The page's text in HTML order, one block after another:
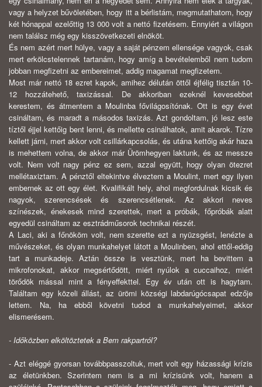
vagy a helyzet bűvöletében, hogy itt a bérlistám, megmutathatom, hogy
két hónappal ezelőttig 13 000 volt a nettó fizetésem. Ennyiért a világon
nem találsz még egy kisszövetkezeti elnököt.
És nem azért mert hülye, vagy a saját pénzem ellensége vagyok, csak
mert erkölcstelennek tartanám, hogy amíg a bevételemből nem tudom
jobban megfizetni az embereimet, addig magamat megfizetem.
Most már nettó 18 ezret kapok, amihez délután öttől éjfélig tisztán 10-
12 hozzátehető, taxizással. De akkoriban ezeknél kevesebbet
kerestem, és átmentem a Moulinba fővilágosítónak. Ott is egy évet
csináltam, és maradt a másodos taxizás. Azt gondoltam, jó lesz este
tíztől éjjel kettőig bent lenni, és mellette csinálhatok, amit akarok. Tízre
kellett járni, mert akkor volt csillárkapcsolás, és utána kettőig akár haza
is mehettem volna, de akkor már Ürömhegyen laktunk, és az messze
volt. Nem volt nagy pénz ez sem, azzal együtt, hogy olyan ötezret
mellétaxiztam. A pénztől eltekintve élveztem a Moulint, mert egy ilyen
embernek az ott egy élet. Kvalifikált hely, ahol megfordulnak kicsik és
nagyok, szerencsések és szerencsétlenek. Az akkori neves
színészek, énekesek mind szerettek, mert a próbák, főpróbák alatt
egyedül csináltam az esztrádműsorok technikai részét.
A Laci, aki a főnököm volt, nem szerette ezt a nyüzsgést, lenézte a
művészeket, és olyan munkahelyet látott a Moulinben, ahol ettől-eddig
tart a munkadeje. Aztán össze is vesztünk, mert ha bevittem a
mikrofonokat, akkor megsértődött, miért nyúlok a cuccaihoz, miért
törődök mással mint a fényeffekttel. Egy év után ott is hagytam.
Találtam egy közeli állást, az ürömi községi labdarúgócsapat edzője
lettem. Na, ha ebből követni tudod a munkahelyeimet, akkor
elismerésem.
- Időközben elköltöztetek a Bem rakpartról?
- Azt eléggé gyorsan továbbpasszoltuk, mert volt egy házassági krízis
az életünkben. Szerintem nem is a mi krízisünk volt, hanem a